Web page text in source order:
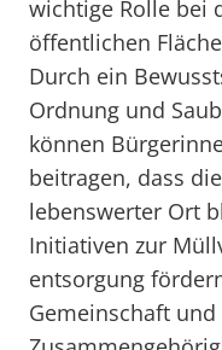
wichtige Rolle bei
öffentlichen
Durch ein
Ordnung und
können
beitragen, dass
lebenswerter Ort
Initiativen zur
entsorgung
Gemeinschaft und